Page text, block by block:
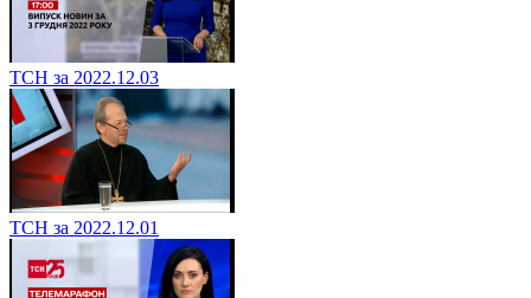
ТСН за 2022.12.03
ТСН за 2022.12.01